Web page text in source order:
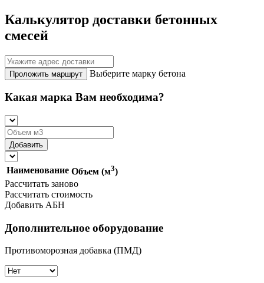
Калькулятор доставки бетонных
смесей
Проложить маршрут Выберите марку бетона
Какая марка Вам необходима?
Наименование Объем (м3)
Рассчитать заново
Рассчитать стоимость
Добавить АБН
Дополнительное оборудование
Противоморозная добавка (ПМД)